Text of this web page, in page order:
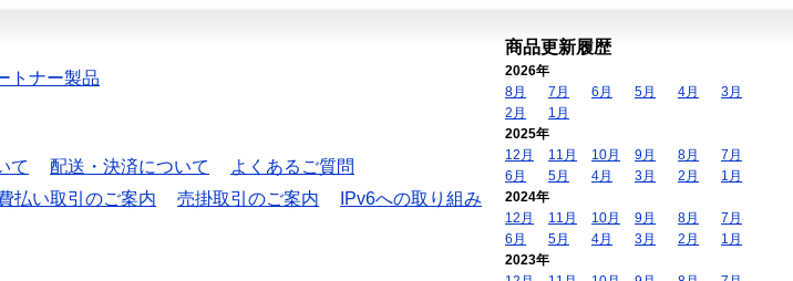
トナー製品
て 配送・決済について
よくあるご質問
払い取引のご案内 売掛取引のご案内
IPv6への取り組み
商品更新履歴
2026年
8月
7月 6月 5月 4月
3月
2月
1月
2025年
12月
11月 10月 9月 8月
7月
6月
5月 4月 3月 2月
1月
2024年
12月
11月 10月 9月 8月
7月
6月
5月 4月 3月 2月
1月
2023年